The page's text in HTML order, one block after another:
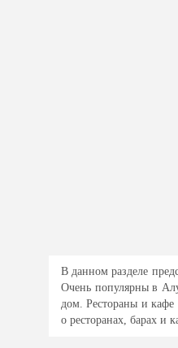
В данном разделе
Очень популярны в
дом. Рестораны и кафе
о ресторанах, барах и